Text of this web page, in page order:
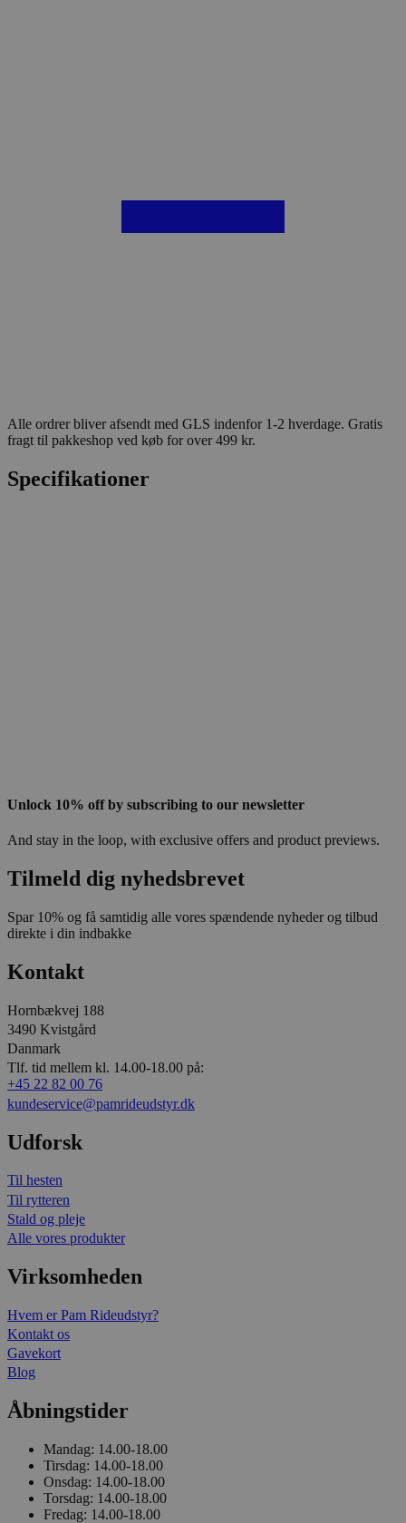
Alle ordrer bliver afsendt med GLS indenfor 1-2 hverdage. Gratis
fragt til pakkeshop ved køb for over 499 kr.
Specifikationer
Unlock 10% off by subscribing to our newsletter
And stay in the loop, with exclusive offers and product previews.
Tilmeld dig nyhedsbrevet
Spar 10% og få samtidig alle vores spændende nyheder og tilbud
direkte i din indbakke
Kontakt
Hornbækvej 188
3490 Kvistgård
Danmark
Tlf. tid mellem kl. 14.00-18.00 på:
+45 22 82 00 76
kundeservice@pamrideudstyr.dk
Udforsk
Til hesten
Til rytteren
Stald og pleje
Alle vores produkter
Virksomheden
Hvem er Pam Rideudstyr?
Kontakt os
Gavekort
Blog
Åbningstider
Mandag: 14.00-18.00
Tirsdag: 14.00-18.00
Onsdag: 14.00-18.00
Torsdag: 14.00-18.00
Fredag: 14.00-18.00